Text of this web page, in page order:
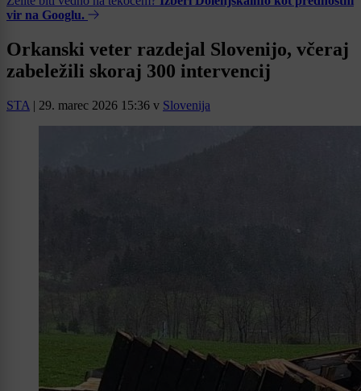
vir na Googlu.
Orkanski veter razdejal Slovenijo, včeraj
zabeležili skoraj 300 intervencij
STA | 29. marec 2026 15:36 v Slovenija